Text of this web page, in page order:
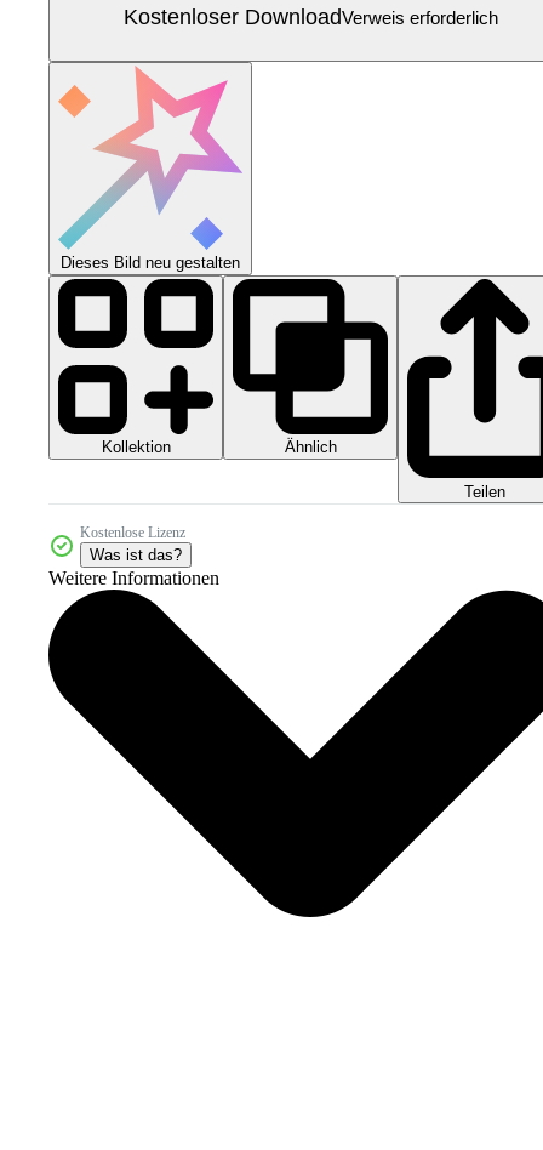
Kostenloser DownloadVerweis erforderlich
Dieses Bild neu gestalten
Kollektion Ähnlich
Teilen
Kostenlose Lizenz
Was ist das?
Weitere Informationen